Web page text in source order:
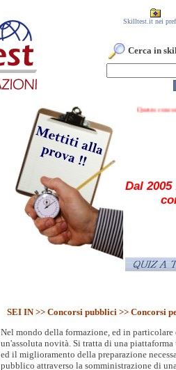
Skilltest.it nei
Cerca in
Questo
Dal
SEI IN >> Concorsi pubblici >> Concorsi
Nel mondo della formazione, ed in
un'assoluta novità. Si tratta di una
ed il miglioramento della preparazione
pubblico attraverso la somministrazione di